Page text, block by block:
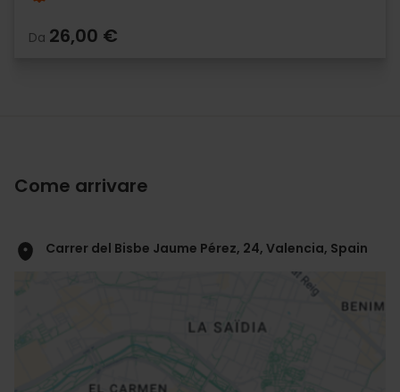
Da 26,00 €
Come arrivare
Carrer del Bisbe Jaume Pérez, 24, Valencia, Spain